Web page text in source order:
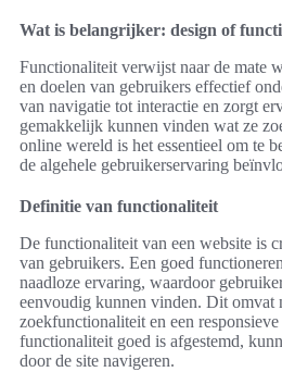
Wat is belangrijker: design of
Functionaliteit verwijst naar de mate
en doelen van gebruikers effectief
van navigatie tot interactie en zorgt
gemakkelijk kunnen vinden wat ze
online wereld is het essentieel om te
de algehele gebruikerservaring
Definitie van functionaliteit
De functionaliteit van een website is
van gebruikers. Een goed
naadloze ervaring, waardoor
eenvoudig kunnen vinden. Dit omvat
zoekfunctionaliteit en een
functionaliteit goed is afgestemd,
door de site navigeren.